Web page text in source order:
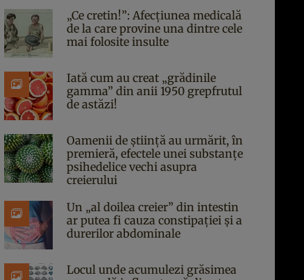
„Ce cretin!”: Afecțiunea medicală
de la care provine una dintre cele
mai folosite insulte
Iată cum au creat „grădinile
gamma” din anii 1950 grepfrutul
de astăzi!
Oamenii de știință au urmărit, în
premieră, efectele unei substanțe
psihedelice vechi asupra
creierului
Un „al doilea creier” din intestin
ar putea fi cauza constipației și a
durerilor abdominale
Locul unde acumulezi grăsimea